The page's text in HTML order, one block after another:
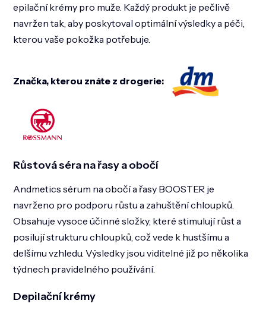
epilační krémy pro muže. Každý produkt je pečlivě
navržen tak, aby poskytoval optimální výsledky a péči,
kterou vaše pokožka potřebuje.
Značka, kterou znáte z drogerie:
Růstová séra na řasy a obočí
Andmetics sérum na obočí a řasy BOOSTER je
navrženo pro podporu růstu a zahuštění chloupků.
Obsahuje vysoce účinné složky, které stimulují růst a
posilují strukturu chloupků, což vede k hustšímu a
delšímu vzhledu. Výsledky jsou viditelné již po několika
týdnech pravidelného používání​.
Depilační krémy